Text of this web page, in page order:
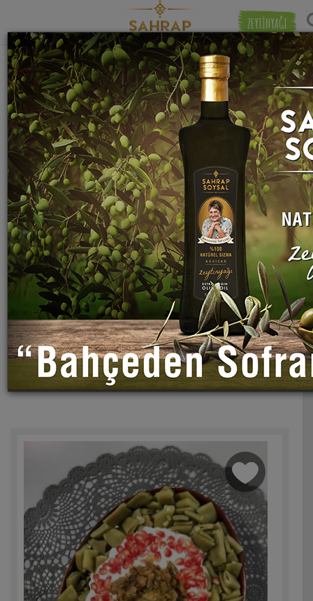
ZEYTİNYAĞI
"kesme şeker" etiketiyle eşleşen (26) tarif
bulundu.
Eşleşmeye